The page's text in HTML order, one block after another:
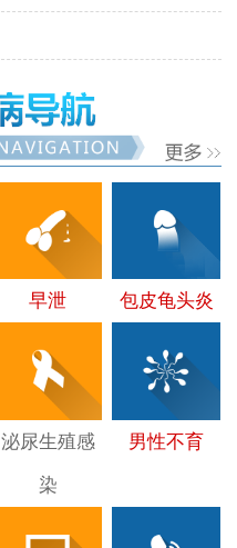
早泄 包皮龟头炎
泌尿生殖感
染
男性不育